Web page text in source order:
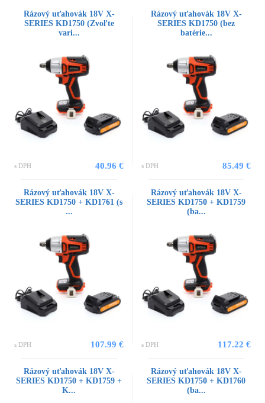
Rázový uťahovák 18V X-
SERIES KD1750 (Zvoľte
vari...
s DPH 40.96 €
Rázový uťahovák 18V X-
SERIES KD1750 (bez
batérie...
s DPH 85.49 €
Rázový uťahovák 18V X-
SERIES KD1750 + KD1761 (s
...
s DPH 107.99 €
Rázový uťahovák 18V X-
SERIES KD1750 + KD1759
(ba...
s DPH 117.22 €
Rázový uťahovák 18V X-
SERIES KD1750 + KD1759 +
K...
Rázový uťahovák 18V X-
SERIES KD1750 + KD1760
(ba...